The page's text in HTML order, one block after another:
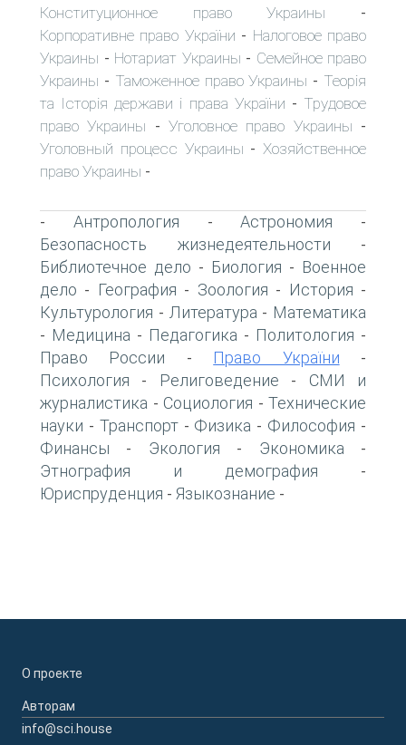
Конституционное право Украины -
Корпоративне право України - Налоговое право
Украины - Нотариат Украины - Семейное право
Украины - Таможенное право Украины - Теорія
та Історія держави і права України - Трудовое
право Украины -Уголовное право Украины -
Уголовный процесс Украины - Хозяйственное
право Украины -
- Антропология -Астрономия -
Безопасность жизнедеятельности -
Библиотечное дело - Биология - Военное
дело - География - Зоология - История -
Культурология - Литература - Математика
- Медицина - Педагогика - Политология -
Право России - Право України -
Психология - Религоведение - СМИ и
журналистика - Социология - Технические
науки - Транспорт- Физика - Философия -
Финансы - Экология - Экономика -
Этнография и демография -
Юриспруденция - Языкознание -
О проекте
Авторам
info@sci.house